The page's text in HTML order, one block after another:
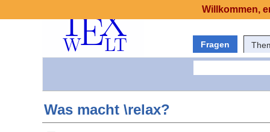
Fragen
Was macht \relax?
Willkommen,